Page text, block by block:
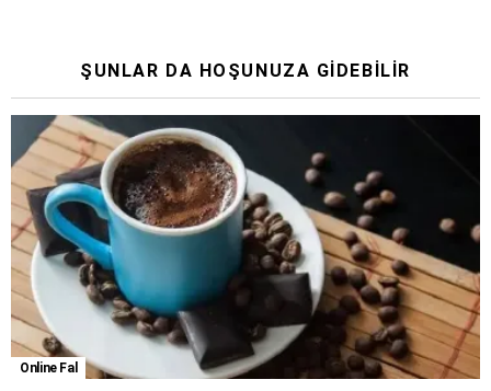
ŞUNLAR DA HOŞUNUZA GIDEBILIR
Online Fal